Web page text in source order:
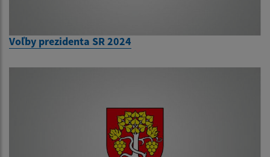
Voľby prezidenta SR 2024